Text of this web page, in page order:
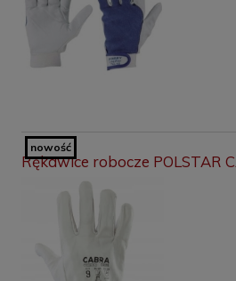
Rękawice robocze POLSTAR
nowość